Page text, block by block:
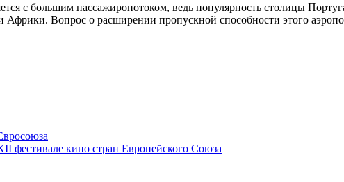
с большим пассажиропотоком, ведь популярность столицы
Вопрос о расширении пропускной способности этого
фестивале кино стран Европейского Союза